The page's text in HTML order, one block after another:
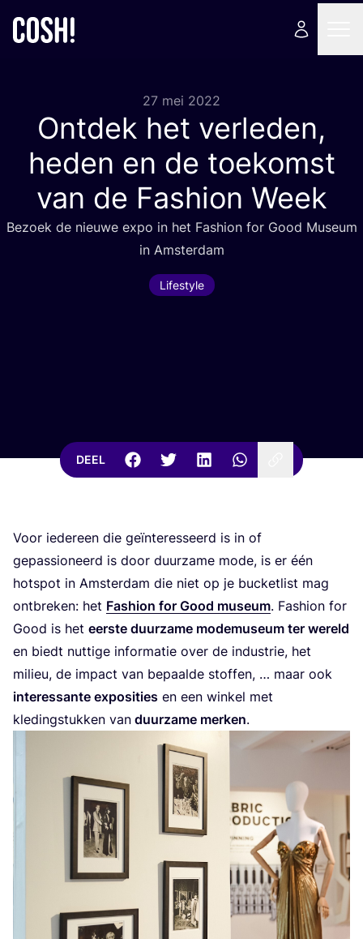
27 mei 2022
Ontdek het verleden,
heden en de toekomst
van de Fashion Week
Bezoek de nieu­we expo in het Fas­hi­on for Good Muse­um
in Amsterdam
Lifestyle
DEEL
Voor ieder­een die geïn­te­res­seerd is in of
gepas­si­o­neerd is door duur­za­me mode, is er één
hot­s­pot in Amster­dam die niet op je buc­ket­list mag
ont­bre­ken: het Fas­hi­on for Good muse­um. Fas­hi­on for
Good is het eer­ste duur­za­me mode­mu­se­um ter wereld
en biedt nut­ti­ge infor­ma­tie over de indu­strie, het
mili­eu, de impact van bepaal­de stof­fen, … maar ook
inte­res­san­te expo­si­ties en een win­kel met
kle­ding­stuk­ken van duur­za­me mer­ken.